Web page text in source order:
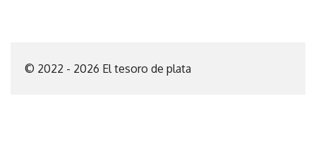
r
© 2022 - 2026 El tesoro de plata